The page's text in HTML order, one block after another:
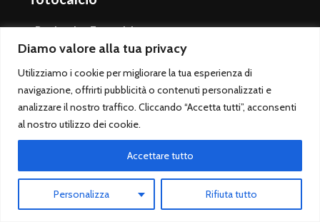
Diamo valore alla tua privacy
Utilizziamo i cookie per migliorare la tua esperienza di
navigazione, offrirti pubblicità o contenuti personalizzati e
analizzare il nostro traffico. Cliccando “Accetta tutti”, acconsenti
al nostro utilizzo dei cookie.
Personalizza Rifiuta tutto
Accettare tutto
Bookmaker Totocalcio
Jackpot Totocalcio
Pronostici Totocalcio
Risultati Totocalcio
Casinò